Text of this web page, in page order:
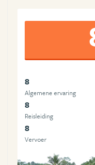
8
Algemene ervaring
8
Reisleiding
8
Vervoer